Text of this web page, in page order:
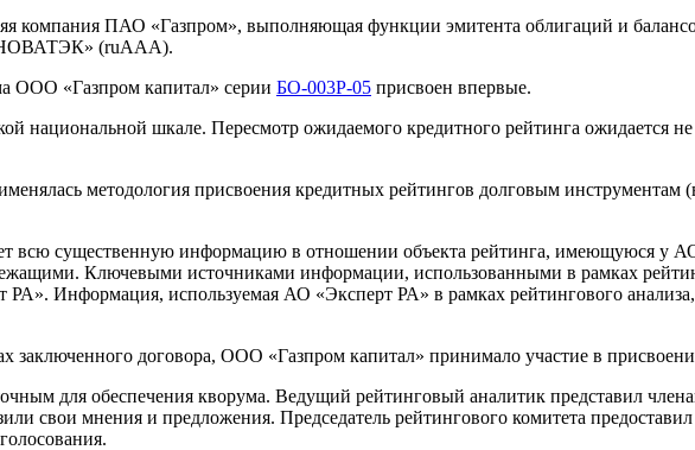
компания ПАО «Газпром», выполняющая функции эмитента облигаций и
(ruAAA).
ООО «Газпром капитал» серии БО-003Р-05 присвоен впервые.
национальной шкале. Пересмотр ожидаемого кредитного рейтинга ожидается не
методология присвоения кредитных рейтингов долговым инструментам
всю существенную информацию в отношении объекта рейтинга, имеющуюся у АО
Ключевыми источниками информации, использованными в рамках
Информация, используемая АО «Эксперт РА» в рамках рейтингового анализа,
договора, ООО «Газпром капитал» принимало участие в
для обеспечения кворума. Ведущий рейтинговый аналитик представил
свои мнения и предложения. Председатель рейтингового комитета